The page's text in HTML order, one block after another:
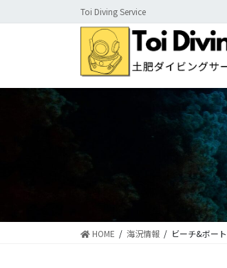
ン
に
ビ
ョ
Toi Diving Service
HOME 海況情報 ビーチ&ボー